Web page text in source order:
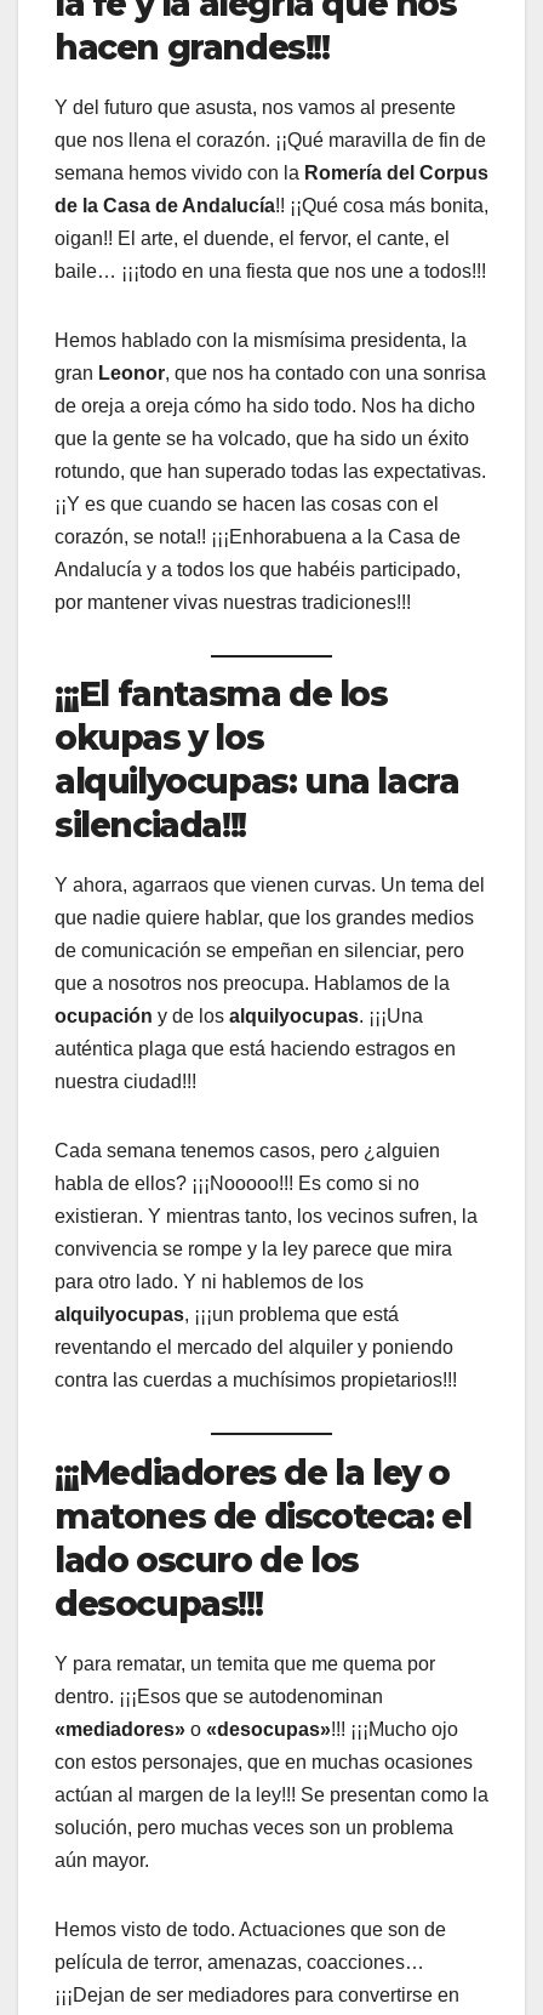
hacen grandes!!!
Y del futuro que asusta, nos vamos al presente
que nos llena el corazón. ¡¡Qué maravilla de fin de
semana hemos vivido con la Romería del Corpus
de la Casa de Andalucía!! ¡¡Qué cosa más bonita,
oigan!! El arte, el duende, el fervor, el cante, el
baile… ¡¡¡todo en una fiesta que nos une a todos!!!
Hemos hablado con la mismísima presidenta, la
gran Leonor, que nos ha contado con una sonrisa
de oreja a oreja cómo ha sido todo. Nos ha dicho
que la gente se ha volcado, que ha sido un éxito
rotundo, que han superado todas las expectativas.
¡¡Y es que cuando se hacen las cosas con el
corazón, se nota!! ¡¡¡Enhorabuena a la Casa de
Andalucía y a todos los que habéis participado,
por mantener vivas nuestras tradiciones!!!
¡¡¡El fantasma de los
okupas y los
alquilyocupas: una lacra
silenciada!!!
Y ahora, agarraos que vienen curvas. Un tema del
que nadie quiere hablar, que los grandes medios
de comunicación se empeñan en silenciar, pero
que a nosotros nos preocupa. Hablamos de la
ocupación y de los alquilyocupas. ¡¡¡Una
auténtica plaga que está haciendo estragos en
nuestra ciudad!!!
Cada semana tenemos casos, pero ¿alguien
habla de ellos? ¡¡¡Nooooo!!! Es como si no
existieran. Y mientras tanto, los vecinos sufren, la
convivencia se rompe y la ley parece que mira
para otro lado. Y ni hablemos de los
alquilyocupas, ¡¡¡un problema que está
reventando el mercado del alquiler y poniendo
contra las cuerdas a muchísimos propietarios!!!
¡¡¡Mediadores de la ley o
matones de discoteca: el
lado oscuro de los
desocupas!!!
Y para rematar, un temita que me quema por
dentro. ¡¡¡Esos que se autodenominan
«mediadores» o «desocupas»!!! ¡¡¡Mucho ojo
con estos personajes, que en muchas ocasiones
actúan al margen de la ley!!! Se presentan como la
solución, pero muchas veces son un problema
aún mayor.
Hemos visto de todo. Actuaciones que son de
película de terror, amenazas, coacciones…
¡¡¡Dejan de ser mediadores para convertirse en